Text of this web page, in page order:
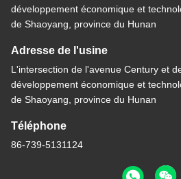
développement économique et
de Shaoyang, province du Hunan
Adresse de l'usine
L'intersection de l'avenue Century et
développement économique et
de Shaoyang, province du Hunan
Téléphone
86-739-5131124